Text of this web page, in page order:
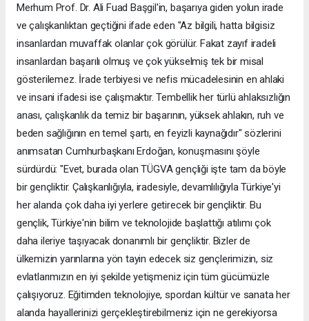
Merhum Prof. Dr. Ali Fuad Başgil'in, başarıya giden yolun irade
ve çalışkanlıktan geçtiğini ifade eden "Az bilgili, hatta bilgisiz
insanlardan muvaffak olanlar çok görülür. Fakat zayıf iradeli
insanlardan başarılı olmuş ve çok yükselmiş tek bir misal
gösterilemez. İrade terbiyesi ve nefis mücadelesinin en ahlaki
ve insani ifadesi ise çalışmaktır. Tembellik her türlü ahlaksızlığın
anası, çalışkanlık da temiz bir başarının, yüksek ahlakın, ruh ve
beden sağlığının en temel şartı, en feyizli kaynağıdır" sözlerini
anımsatan Cumhurbaşkanı Erdoğan, konuşmasını şöyle
sürdürdü: "Evet, burada olan TÜGVA gençliği işte tam da böyle
bir gençliktir. Çalışkanlığıyla, iradesiyle, devamlılığıyla Türkiye'yi
her alanda çok daha iyi yerlere getirecek bir gençliktir. Bu
gençlik, Türkiye'nin bilim ve teknolojide başlattığı atılımı çok
daha ileriye taşıyacak donanımlı bir gençliktir. Bizler de
ülkemizin yarınlarına yön tayin edecek siz gençlerimizin, siz
evlatlarımızın en iyi şekilde yetişmeniz için tüm gücümüzle
çalışıyoruz. Eğitimden teknolojiye, spordan kültür ve sanata her
alanda hayallerinizi gerçekleştirebilmeniz için ne gerekiyorsa